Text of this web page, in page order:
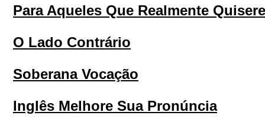
Para Aqueles Que Realmente
O Lado Contrário
Soberana Vocação
Inglês Melhore Sua Pronúncia